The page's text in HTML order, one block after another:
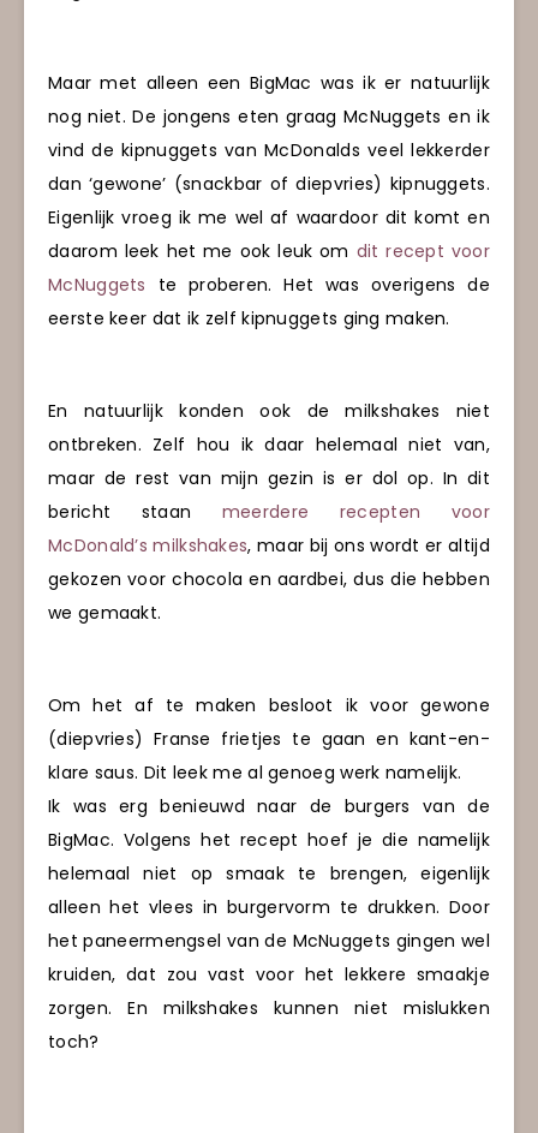
Maar met alleen een BigMac was ik er natuurlijk
nog niet. De jongens eten graag McNuggets en ik
vind de kipnuggets van McDonalds veel lekkerder
dan ‘gewone’ (snackbar of diepvries) kipnuggets.
Eigenlijk vroeg ik me wel af waardoor dit komt en
daarom leek het me ook leuk om dit recept voor
McNuggets te proberen. Het was overigens de
eerste keer dat ik zelf kipnuggets ging maken.
En natuurlijk konden ook de milkshakes niet
ontbreken. Zelf hou ik daar helemaal niet van,
maar de rest van mijn gezin is er dol op. In dit
bericht staan meerdere recepten voor
McDonald’s milkshakes, maar bij ons wordt er altijd
gekozen voor chocola en aardbei, dus die hebben
we gemaakt.
Om het af te maken besloot ik voor gewone
(diepvries) Franse frietjes te gaan en kant-en-
klare saus. Dit leek me al genoeg werk namelijk.
Ik was erg benieuwd naar de burgers van de
BigMac. Volgens het recept hoef je die namelijk
helemaal niet op smaak te brengen, eigenlijk
alleen het vlees in burgervorm te drukken. Door
het paneermengsel van de McNuggets gingen wel
kruiden, dat zou vast voor het lekkere smaakje
zorgen. En milkshakes kunnen niet mislukken
toch?